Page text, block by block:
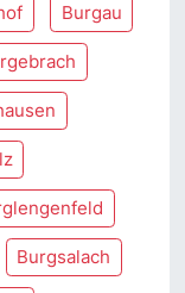
Burgau
Burgsalach